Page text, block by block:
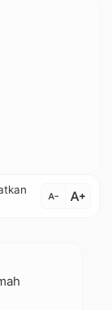
text_decrease text_increase